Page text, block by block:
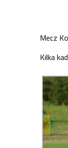
Mecz
Kilka